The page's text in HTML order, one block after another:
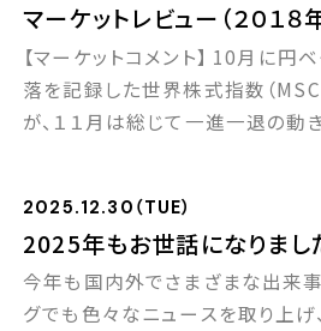
期投資に必要不可欠な「腹の決め
営者が持つ「それ」に似ている
マーケットレビュー（２０１８
【マーケットコメント】 10月に円
落を記録した世界株式指数（
が、１１月は総じて一進一退の動
下院を野党民主党が制し、今後ト
を強めていくことが予想されます
脱問題（合意なき離脱の可能性）
2025.12.30（TUE）
2025年もお世話になりました
今年も国内外でさまざまな出来
グでも色々なニュースを取り上